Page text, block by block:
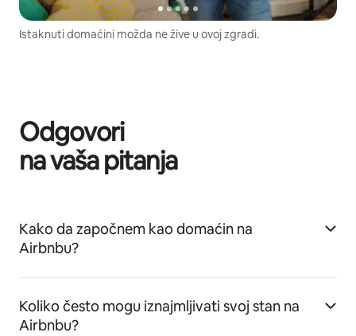
Istaknuti domaćini možda ne žive u ovoj zgradi.
Odgovori
na vaša pitanja
Kako da započnem kao domaćin na
Airbnbu?
Koliko često mogu iznajmljivati svoj stan na
Airbnbu?